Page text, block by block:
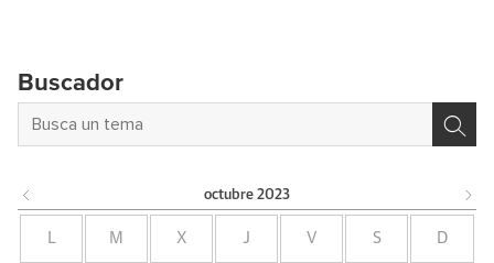
Buscador
octubre 2023
L M X J V S D